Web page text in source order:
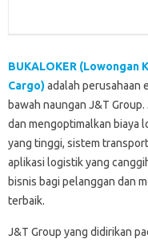
BUKALOKER (Lowongan
Cargo)adalah perusahaan
bawah naungan J&T
dan mengoptimalkan biaya
yang tinggi, sistem
aplikasi logistik yang
bisnis bagi pelanggan dan
terbaik.
J&T Group yang didirikan